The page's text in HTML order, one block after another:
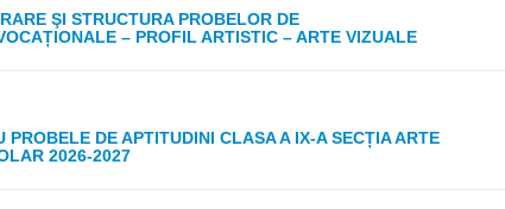
ŞI STRUCTURA PROBELOR DE
– PROFIL ARTISTIC – ARTE VIZUALE
DE APTITUDINI CLASA A IX-A SECȚIA ARTE
2026-2027